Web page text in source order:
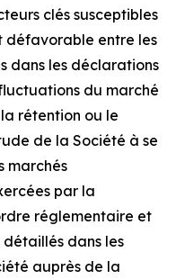
clés susceptibles
défavorable entre les
dans les déclarations
du marché
rétention ou le
de la Société à se
marchés
par la
réglementaire et
détaillés dans les
auprès de la